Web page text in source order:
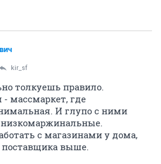
kir_sf
толкуешь правило.
- массмаркет, где
И глупо с ними
низкомаржинальные.
с магазинами у дома,
выше.